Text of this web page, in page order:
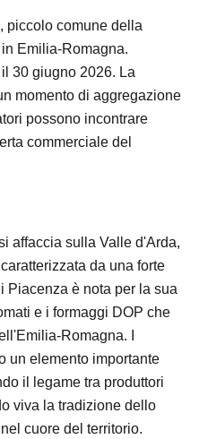
piccolo comune della
Emilia-Romagna.
30 giugno 2026. La
momento di aggregazione
possono incontrare
commerciale del
affaccia sulla Valle d'Arda,
da una forte
Piacenza è nota per la sua
e i formaggi DOP che
Romagna. I
un elemento importante
il legame tra produttori
viva la tradizione dello
cuore del territorio.